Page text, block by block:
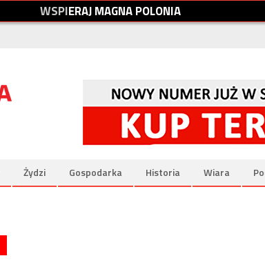
WSPIERAJMAGNAPOLONIA
Żydzi Gospodarka Historia Wiara